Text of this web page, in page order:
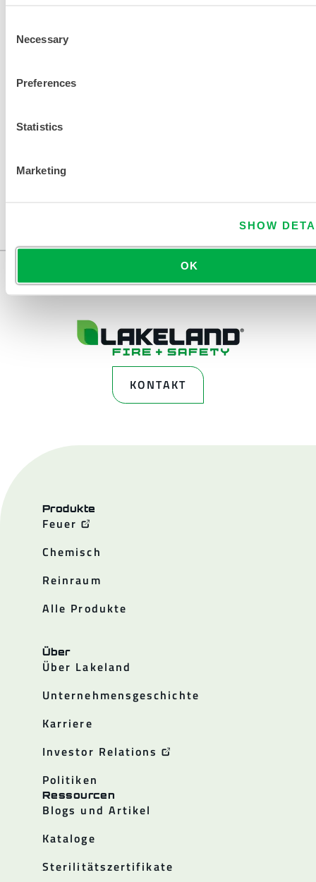
Selection
Necessary
Preferences
Statistics
Marketing
SHOW
OK
EINE ANDERE CHEMIKALIE FINDEN
KONTAKT
Produkte
Feuer
Chemisch
Reinraum
Alle Produkte
Über
Über Lakeland
Unternehmensgeschichte
Karriere
Investor Relations
Politiken
Ressourcen
Blogs und Artikel
Kataloge
Sterilitätszertifikate